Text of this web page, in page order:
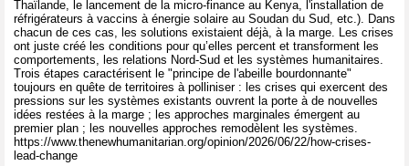
Thaïlande, le lancement de la micro-finance au Kenya, l'installation de
réfrigérateurs à vaccins à énergie solaire au Soudan du Sud, etc.). Dans
chacun de ces cas, les solutions existaient déjà, à la marge. Les crises
ont juste créé les conditions pour qu’elles percent et transforment les
comportements, les relations Nord-Sud et les systèmes humanitaires.
Trois étapes caractérisent le "principe de l'abeille bourdonnante"
toujours en quête de territoires à polliniser : les crises qui exercent des
pressions sur les systèmes existants ouvrent la porte à de nouvelles
idées restées à la marge ; les approches marginales émergent au
premier plan ; les nouvelles approches remodèlent les systèmes.
https://www.thenewhumanitarian.org/opinion/2026/06/22/how-crises-
lead-change